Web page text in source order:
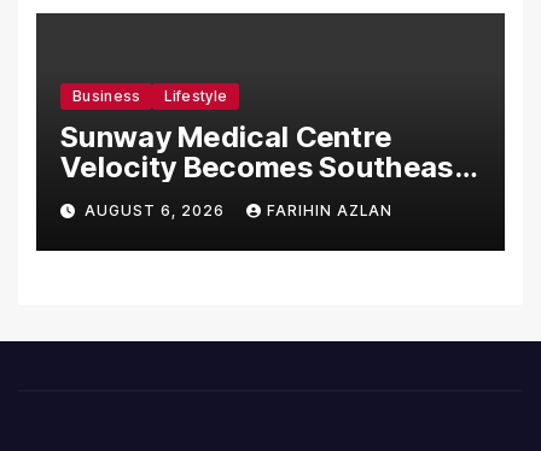
Business Lifestyle
Sunway Medical Centre
Velocity Becomes Southeast
Asia’s First Hospital to
Introduce the Comprehensive
NORAV Clinical Management
AUGUST 6, 2026 FARIHIN AZLAN